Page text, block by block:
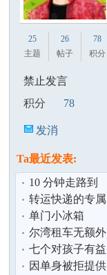
国
论
25
主题
26
帖子
78
积分
禁止发言
积分
78
发消
Ta最近发表:
10 分钟走路到
CSUFullerton
转运快递的专属
数据客服
单门小冰箱
￥30.00
尔湾租车无额外
费用500-1500含
保险!含救援
七个对孩子有益
的学习好习惯
因单身被拒提供